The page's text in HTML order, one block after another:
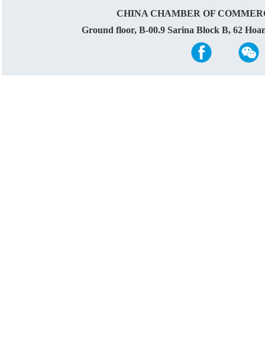
CHINA CHAMBER OF
Ground floor, B-00.9 Sarina Block B, 62